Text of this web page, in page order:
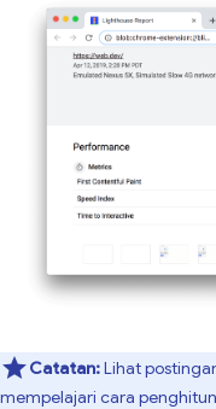
Catatan:Lihat
mempelajari cara